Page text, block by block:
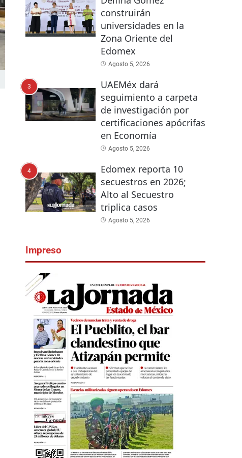
construirán
universidades en la
Zona Oriente del
Edomex
Agosto 5, 2026
3
UAEMéx dará
seguimiento a carpeta
de investigación por
certificaciones apócrifas
en Economía
Agosto 5, 2026
4
Edomex reporta 10
secuestros en 2026;
Alto al Secuestro
triplica casos
Agosto 5, 2026
Impreso